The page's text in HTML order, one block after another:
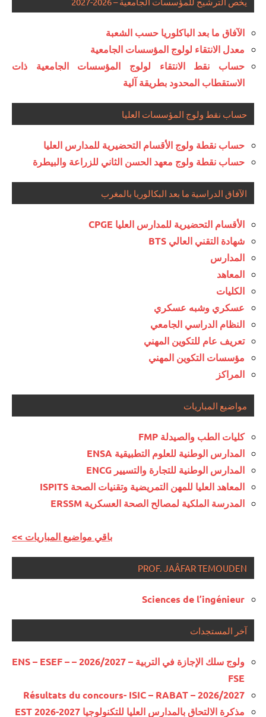
الآفاق ما بعد الباكلوريا حسب الشعبة
معدل الانتقاء لولوج المؤسسات الجامعية
حساب نقط الانتقاء لولوج المؤسسات الجامعية ذات
الاستقطاب المحدود بطريقة آلية
حساب نقط ولوج المؤسسات العليا
حساب نقطة ولوج الأقسام التحضيرية للمدارس العليا
حساب نقطة ولوج معهد الحسن الثاني للزراعة والبيطرة
الآفاق الدراسية ما بعد البكالوريا بالمغرب
الأقسام التحضيرية للمدارس العليا CPGE
شهادة التقني العالي BTS
المدارس
المعاهد
الكليات
عسكري وشبه عسكري
النظام الدراسي الجامعي
تعريف عام للتكوين المهني
مؤسسات التكوين المهني
المراكز
مواضيع المباريات
كليات الطب والصيدلة FMP
المدارس الوطنية للعلوم التطبيقية ENSA
المدارس الوطنية للتجارة والتسيير ENCG
المعاهد العليا للمهن التمريضية وتقنيات الصحة ISPITS
المدرسة الملكية لمصالح الصحة العسكرية ERSSM
<< باقي مواضيع المباريات
PROF. JAÂFAR TEMOUDEN
Sciences de l’ingénieur
آخر المستجدات
ولوج سلك الإجازة في التربية – 2026/2027 – ENS – ESEF –
FSE
Résultats du concours- ISIC – RABAT – 2026/2027
مذكرة الالتحاق بالمدارس العليا للتكنولوجيا EST 2026-2027